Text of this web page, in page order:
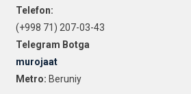
Telefon:
(+998 71) 207-03-43
Telegram Botga
murojaat
Metro: Beruniy